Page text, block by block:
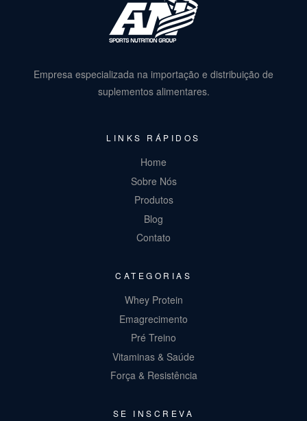
Empresa especializada na importação e distribuição de
suplementos alimentares.
LINKS RÁPIDOS
Home
Sobre Nós
Produtos
Blog
Contato
CATEGORIAS
Whey Protein
Emagrecimento
Pré Treino
Vitaminas & Saúde
Força & Resistência
SE INSCREVA